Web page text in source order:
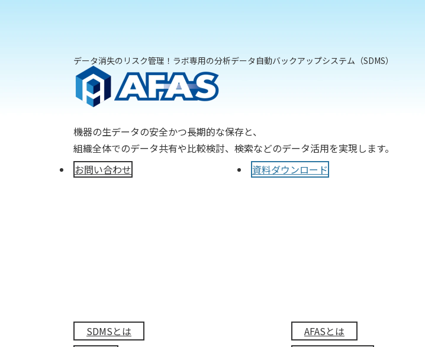
データ消失のリスク管理！ラボ専用の分析データ自動バックアップシステム（SDMS）
機器の生データの安全かつ長期的な保存と、
組織全体でのデータ共有や比較検討、検索などのデータ活用を実現します。
お問い合わせ
資料ダウンロード
SDMSとは AFASとは